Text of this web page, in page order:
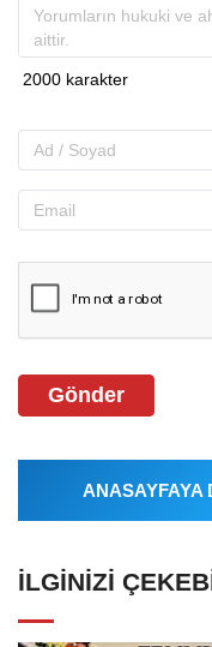
Gönder
ANASAYFAYA
İLGINIZI